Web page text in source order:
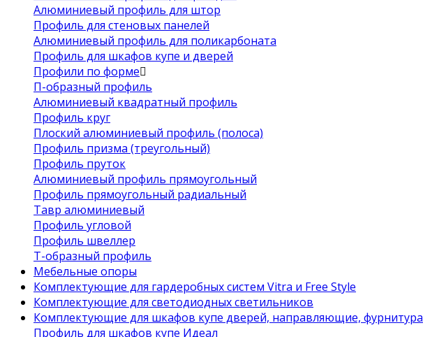
Алюминиевый профиль для штор
Профиль для стеновых панелей
Алюминиевый профиль для поликарбоната
Профиль для шкафов купе и дверей
Профили по форме
П-образный профиль
Алюминиевый квадратный профиль
Профиль круг
Плоский алюминиевый профиль (полоса)
Профиль призма (треугольный)
Профиль пруток
Алюминиевый профиль прямоугольный
Профиль прямоугольный радиальный
Тавр алюминиевый
Профиль угловой
Профиль швеллер
Т-образный профиль
Мебельные опоры
Комплектующие для гардеробных систем Vitra и Free Style
Комплектующие для светодиодных светильников
Комплектующие для шкафов купе дверей, направляющие, фурнитура
Профиль для шкафов купе Идеал